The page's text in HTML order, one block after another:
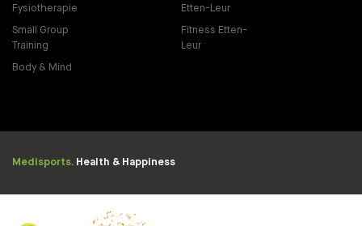
Fysiotherapie
Small Group
Training
Body & Mind
Etten-Leur
Fitness Etten-
Leur
Medisports. Health & Happiness